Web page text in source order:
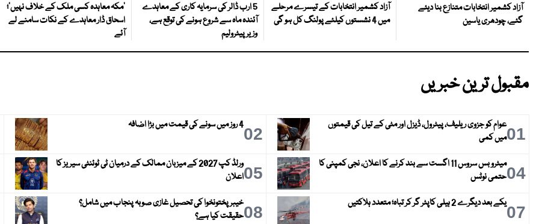
آزاد کشمیر انتخابات متنازع بنا دیئے
گئے، چودھری یاسین
آزاد کشمیر انتخابات کے تیسرے مرحلے
میں 4 نشستوں کیلئے پولنگ کل ہو گی
5 ارب ڈالر کی سرمایہ کاری کے معاہدے
آئندہ ماہ سے شروع ہونے کی توقع ہے،
وزیر پیٹرولیم
‘مکہ معاہدہ کسی ملک کے خلاف نہیں’؛
اسحاق ڈار معاہدے کے نکات سامنے لے
آئے
مقبول ترین خبریں
01عوام کو جزوی ریلیف، پیٹرول، ڈیزل اور مٹی کے تیل کی قیمتوں
میں کمی
024 روز میں سونے کی قیمت میں بڑا اضافہ
04
میٹرو بس سروس 11 اگست سے بند کرنے کا اعلان، نجی کمپنی کا
حتمی نوٹس
05
ورلڈ کپ 2027 کے میزبان ممالک کے درمیان ٹی ٹوئنٹی سیریز کا
اعلان
07یکے بعد دیگرے 2 ہیلی کاپٹر گر کر تباہ؛ متعدد ہلاکتیں 08خیبر پختونخوا کی تحصیل غازی صوبہ پنجاب میں شامل؟
حقیقت کیا ہے؟